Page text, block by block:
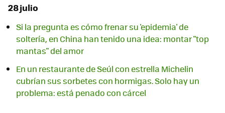
28 julio
Si la pregunta es cómo frenar su 'epidemia' de
soltería, en China han tenido una idea: montar "top
mantas" del amor
En un restaurante de Seúl con estrella Michelin
cubrían sus sorbetes con hormigas. Solo hay un
problema: está penado con cárcel